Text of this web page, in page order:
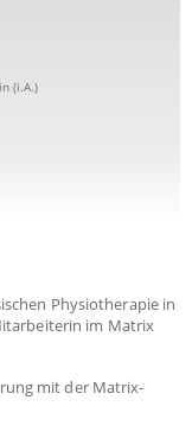
(i.A.)
Physiotherapie in
im Matrix
mit der Matrix-